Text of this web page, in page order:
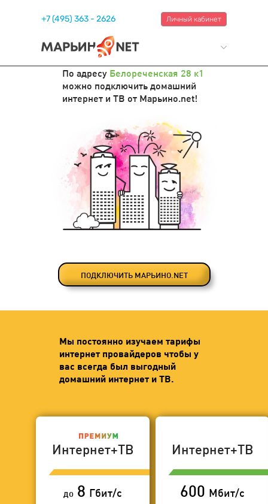
+7 (495) 363 - 2626 Личный кабинет
По адресу Белореченская 28 к1
можно подключить домашний
интернет и ТВ от Марьино.net!
ПОДКЛЮЧИТЬ МАРЬИНО.NET
Мы постоянно изучаем тарифы
интернет провайдеров чтобы у
вас всегда был выгодный
домашний интернет и ТВ.
Интернет+ТВ
до 8 Гбит/с
Интернет+ТВ
600 Мбит/с